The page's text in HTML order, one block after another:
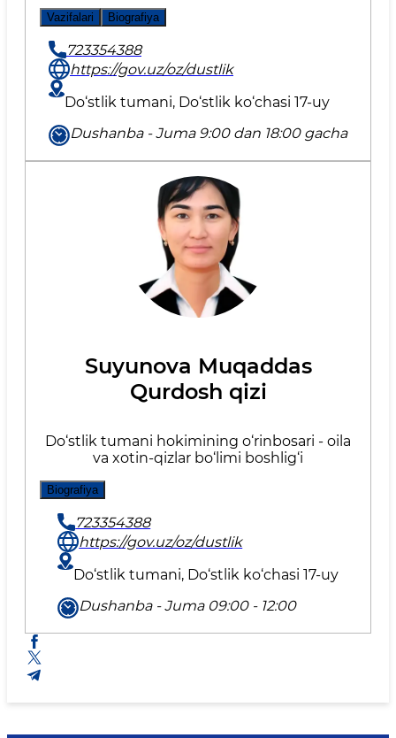
Vazifalari Biografiya
723354388
https://gov.uz/oz/dustlik
Do‘stlik tumani, Do‘stlik ko‘chasi 17-uy
Dushanba - Juma 9:00 dan 18:00 gacha
Suyunova Muqaddas
Qurdosh qizi
Do‘stlik tumani hokimining o‘rinbosari - oila
va xotin-qizlar bo‘limi boshlig‘i
Biografiya
723354388
https://gov.uz/oz/dustlik
Do‘stlik tumani, Do‘stlik ko‘chasi 17-uy
Dushanba - Juma 09:00 - 12:00